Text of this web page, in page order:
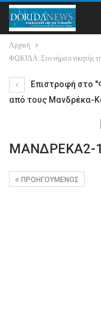
Αρχική
ΦΩΚΙΔΑ: Στο νήμα ο νικητής
Επιστροφή στο
από τους Μανδρέκα-
ΜΑΝΔΡΕΚΑ2-1
ΠΡΟΗΓΟΎΜΕΝΟΣ